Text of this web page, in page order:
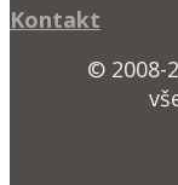
Kontakt
© 2008-